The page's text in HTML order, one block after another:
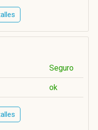
Seguro
ok